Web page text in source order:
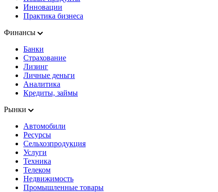
Инновации
Практика бизнеса
Финансы
Банки
Страхование
Лизинг
Личные деньги
Аналитика
Кредиты, займы
Рынки
Автомобили
Ресурсы
Сельхозпродукция
Услуги
Техника
Телеком
Недвижимость
Промышленные товары